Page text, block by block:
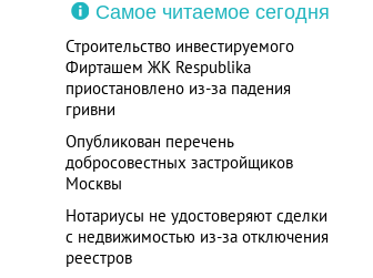
Самое читаемое сегодня
Строительство инвестируемого
Фирташем ЖК Respublika
приостановлено из-за падения
гривни
Опубликован перечень
добросовестных застройщиков
Москвы
Нотариусы не удостоверяют сделки
с недвижимостью из-за отключения
реестров